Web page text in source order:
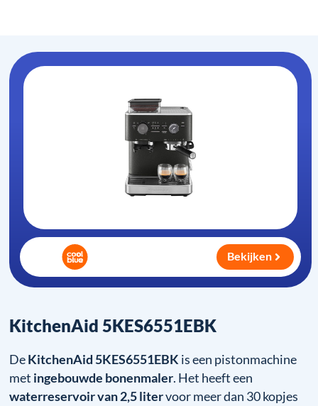
KitchenAid 5KES6551EBK
DeKitchenAid 5KES6551EBK is een pistonmachine
met ingebouwde bonenmaler. Het heeft een
waterreservoir van 2,5 litervoor meer dan 30 kopjes
Bekijken